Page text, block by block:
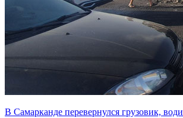
В Самарканде перевернулся грузовик,